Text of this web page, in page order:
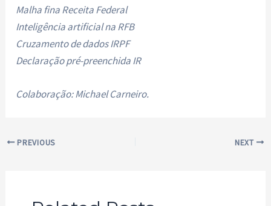
Malha fina Receita Federal
Inteligência artificial na RFB
Cruzamento de dados IRPF
Declaração pré-preenchida IR
Colaboração: Michael Carneiro.
PostPREVIOUS NEXT